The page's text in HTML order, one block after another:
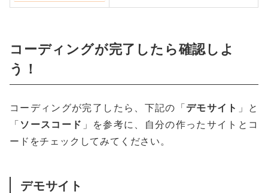
コーディングが完了したら確認しよ
う！
コーディングが完了したら、下記の「デモサイト 」と
「ソースコード 」を参考に、自分の作ったサイトとコ
ードをチェックしてみてください。
デモサイト